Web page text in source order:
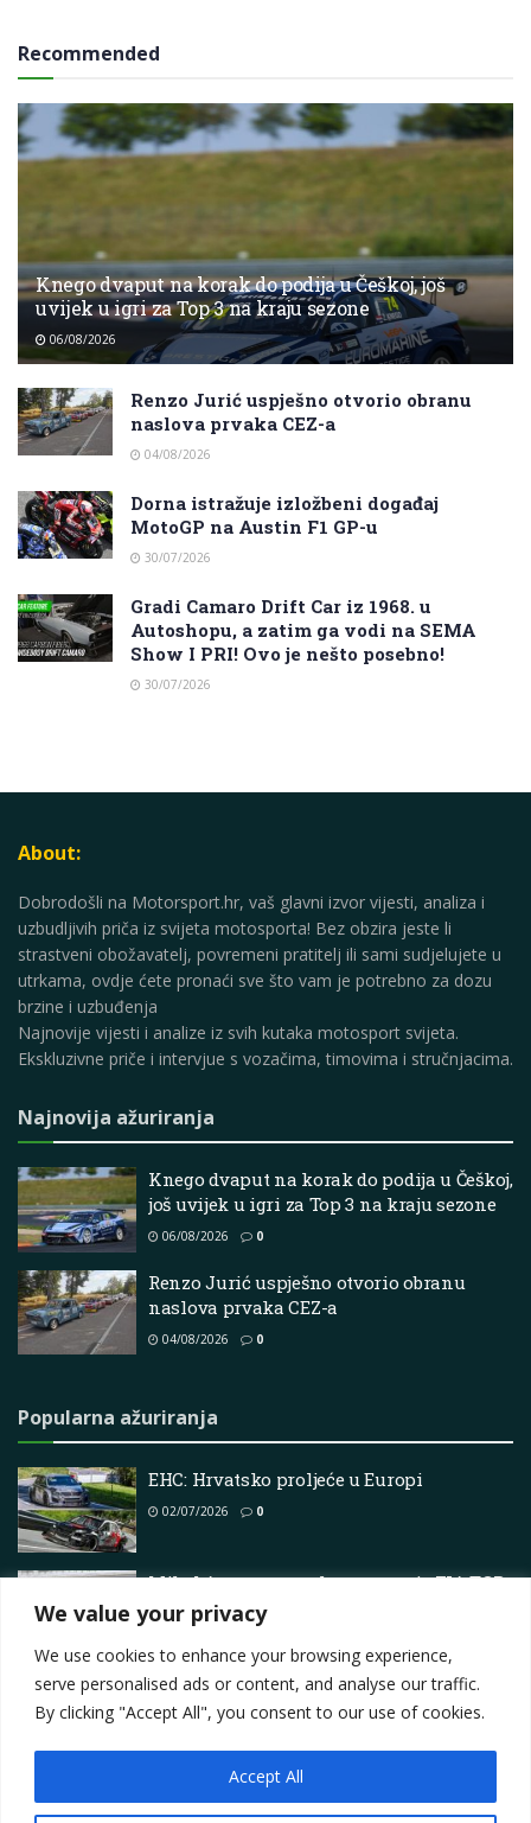
We value your privacy
We use cookies to enhance your browsing experience,
serve personalised ads or content, and analyse our traffic.
By clicking "Accept All", you consent to our use of cookies.
Accept All
Recommended
Knego dvaput na korak do podija u Češkoj, još
uvijek u igri za Top 3 na kraju sezone
06/08/2026
Renzo Jurić uspješno otvorio obranu
naslova prvaka CEZ-a
04/08/2026
Dorna istražuje izložbeni događaj
MotoGP na Austin F1 GP-u
30/07/2026
Gradi Camaro Drift Car iz 1968. u
Autoshopu, a zatim ga vodi na SEMA
Show I PRI! Ovo je nešto posebno!
30/07/2026
About:
Dobrodošli na Motorsport.hr, vaš glavni izvor vijesti, analiza i
uzbudljivih priča iz svijeta motosporta! Bez obzira jeste li
strastveni obožavatelj, povremeni pratitelj ili sami sudjelujete u
utrkama, ovdje ćete pronaći sve što vam je potrebno za dozu
brzine i uzbuđenja
Najnovije vijesti i analize iz svih kutaka motosport svijeta.
Ekskluzivne priče i intervjue s vozačima, timovima i stručnjacima.
Najnovija ažuriranja
Knego dvaput na korak do podija u Češkoj,
još uvijek u igri za Top 3 na kraju sezone
06/08/2026 0
Renzo Jurić uspješno otvorio obranu
naslova prvaka CEZ-a
04/08/2026 0
Popularna ažuriranja
EHC: Hrvatsko proljeće u Europi
02/07/2026 0
Mikel Azcona na vrhu otvaranja FIA TCR
Svjetskog prvenstva u Valenciji
Contact
Privacy Policy
Terms Marketing i oglašavanje